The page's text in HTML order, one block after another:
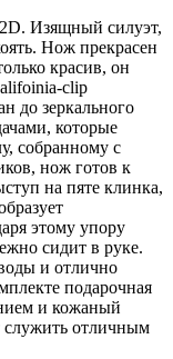
Изящный силуэт,
Нож прекрасен
красив, он
clip
до зеркального
которые
собранному с
нож готов к
на пяте клинка,
этому упору
сидит в руке.
и отлично
подарочная
и кожаный
отличным